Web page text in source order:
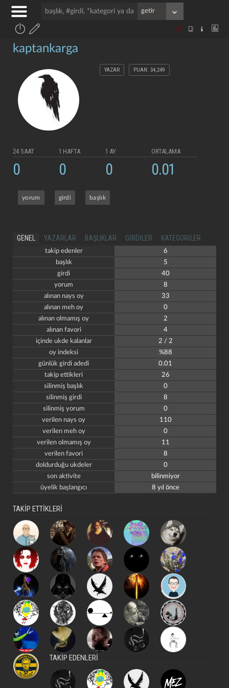
kaptankarga
YAZAR PUAN: 34,249
24 SAAT
0
1 HAFTA
0
1 AY
0
ORTALAMA
0.01
yorum girdi başlık
GENEL YAZARLAR BAŞLIKLAR GIRDILER KATEGORILER
takip edenler
6
başlık
5
girdi
40
yorum
8
alınan nays oy
33
alınan meh oy
0
alınan olmamış oy
2
alınan favori
4
içinde ukde kalanlar
2 / 2
oy indeksi
%88
günlük girdi adedi
0.01
takip ettikleri
26
silinmiş başlık
0
silinmiş girdi
8
silinmiş yorum
0
verilen nays oy
110
verilen meh oy
0
verilen olmamış oy
11
verilen favori
8
doldurduğu ukdeler
0
son aktivite
bilinmiyor
üyelik başlangıcı
8 yıl önce
TAKİP ETTİKLERİ
TAKİP EDENLERİ
kapat